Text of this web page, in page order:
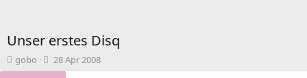
Unser erstes Disq
T
h
gobo
B
e
28 Apr 2008